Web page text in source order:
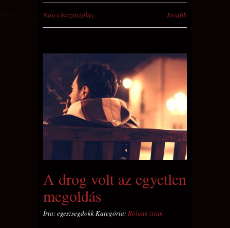
Nincs hozzászólás Tovább
A drog volt az egyetlen
megoldás
Írta: egeszsegdokk Kategória:Rólunk írták